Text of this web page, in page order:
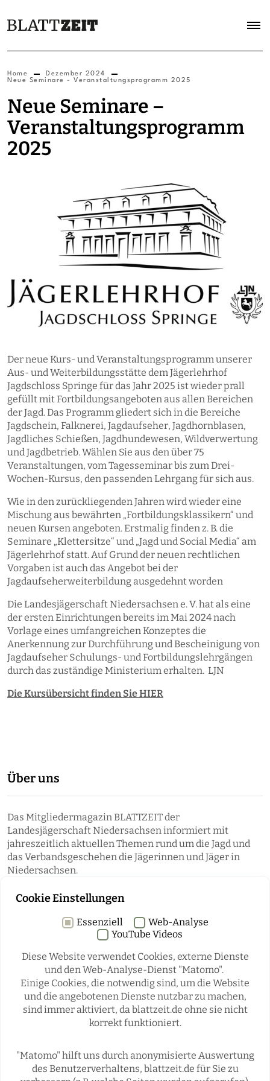
Home
Dezember 2024
Neue Seminare - Veranstaltungsprogramm 2025
Neue Seminare –
Veranstaltungsprogramm
2025
Der neue Kurs- und Veranstaltungsprogramm unserer
Aus- und Weiterbildungsstätte dem Jägerlehrhof
Jagdschloss Springe für das Jahr 2025 ist wieder prall
gefüllt mit Fortbildungsangeboten aus allen Bereichen
der Jagd. Das Programm gliedert sich in die Bereiche
Jagdschein, Falknerei, Jagdaufseher, Jagdhornblasen,
Jagdliches Schießen, Jagdhundewesen, Wildverwertung
und Jagdbetrieb. Wählen Sie aus den über 75
Veranstaltungen, vom Tagesseminar bis zum Drei-
Wochen-Kursus, den passenden Lehrgang für sich aus.
Wie in den zurückliegenden Jahren wird wieder eine
Mischung aus bewährten „Fortbildungsklassikern“ und
neuen Kursen angeboten. Erstmalig finden z. B. die
Seminare „Klettersitze“ und „Jagd und Social Media“ am
Jägerlehrhof statt. Auf Grund der neuen rechtlichen
Vorgaben ist auch das Angebot bei der
Jagdaufseherweiterbildung ausgedehnt worden
Die Landesjägerschaft Niedersachsen e. V. hat als eine
der ersten Einrichtungen bereits im Mai 2024 nach
Vorlage eines umfangreichen Konzeptes die
Anerkennung zur Durchführung und Bescheinigung von
Jagdaufseher Schulungs- und Fortbildungslehrgängen
durch das zuständige Ministerium erhalten. LJN
Die Kursübersicht finden Sie HIER
Über uns
Das Mitgliedermagazin BLATTZEIT der
Landesjägerschaft Niedersachsen informiert mit
jahreszeitlich aktuellen Themen rund um die Jagd und
das Verbandsgeschehen die Jägerinnen und Jäger in
Niedersachsen.
Rubriken
ÜBERREGIONAL
REPORTAGEN
WILDTIERE
ÜBRIGENS
Cookie Einstellungen
Essenziell
Web-Analyse
YouTube Videos
Diese Website verwendet Cookies, externe Dienste
und den Web-Analyse-Dienst "Matomo".
Einige Cookies, die notwendig sind, um die Website
und die angebotenen Dienste nutzbar zu machen,
sind immer aktiviert, da blattzeit.de ohne sie nicht
korrekt funktioniert.
"Matomo" hilft uns durch anonymisierte Auswertung
des Benutzerverhaltens, blattzeit.de für Sie zu